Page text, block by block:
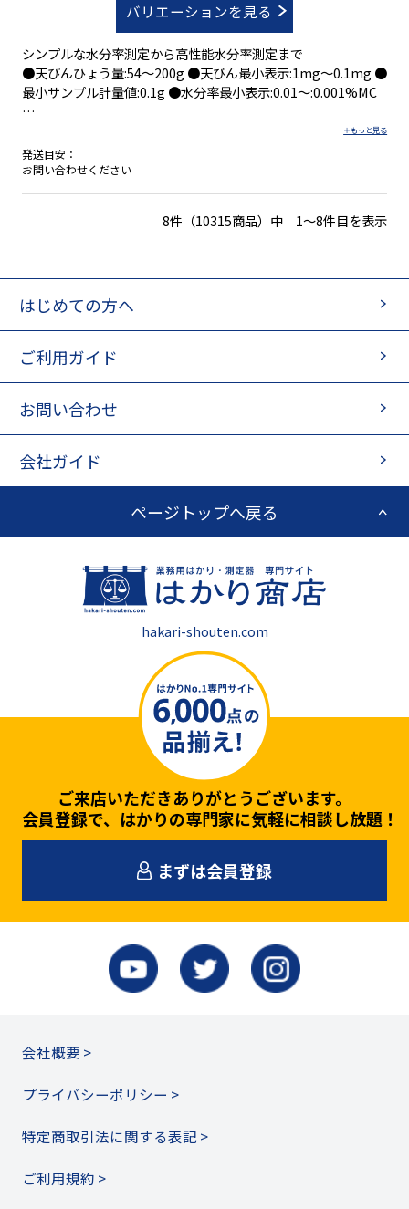
バリエーションを見る
シンプルな水分率測定から高性能水分率測定まで
●天びんひょう量:54～200g ●天びん最小表示:1mg～0.1mg ●
最小サンプル計量値:0.1g ●水分率最小表示:0.01～:0.001%MC
●あらゆるサンプルタイプに対応
●短時間で簡単に清掃
●コンプライアンスを考慮した設計
発送目安：
お問い合わせください
8件（10315商品）中 1～8件目を表示
会社概要 >
プライバシーポリシー >
特定商取引法に関する表記 >
ご利用規約 >
ご来店いただきありがとうございます。
会員登録で、はかりの専門家に気軽に相談し放題！
まずは会員登録
はじめての方へ
ご利用ガイド
お問い合わせ
会社ガイド
ページトップへ戻る
hakari-shouten.com